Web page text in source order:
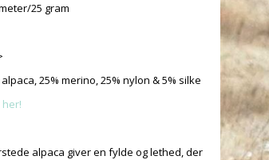
25 gram
25% merino, 25% nylon & 5% silke
alpaca giver en fylde og lethed, der